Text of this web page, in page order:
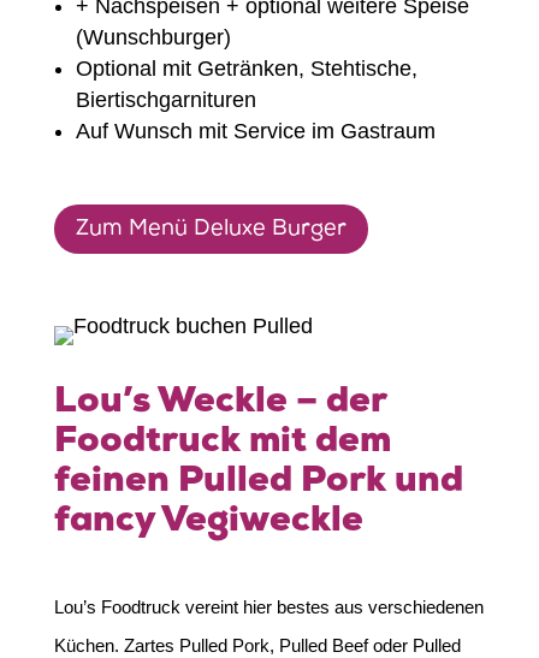
+ Nachspeisen + optional weitere Speise
(Wunschburger)
Optional mit Getränken, Stehtische,
Biertischgarnituren
Auf Wunsch mit Service im Gastraum
Zum Menü Deluxe Burger
Lou’s Weckle – der
Foodtruck mit dem
feinen Pulled Pork und
fancy Vegiweckle
Lou’s Foodtruck vereint hier bestes aus verschiedenen
Küchen. Zartes Pulled Pork, Pulled Beef oder Pulled